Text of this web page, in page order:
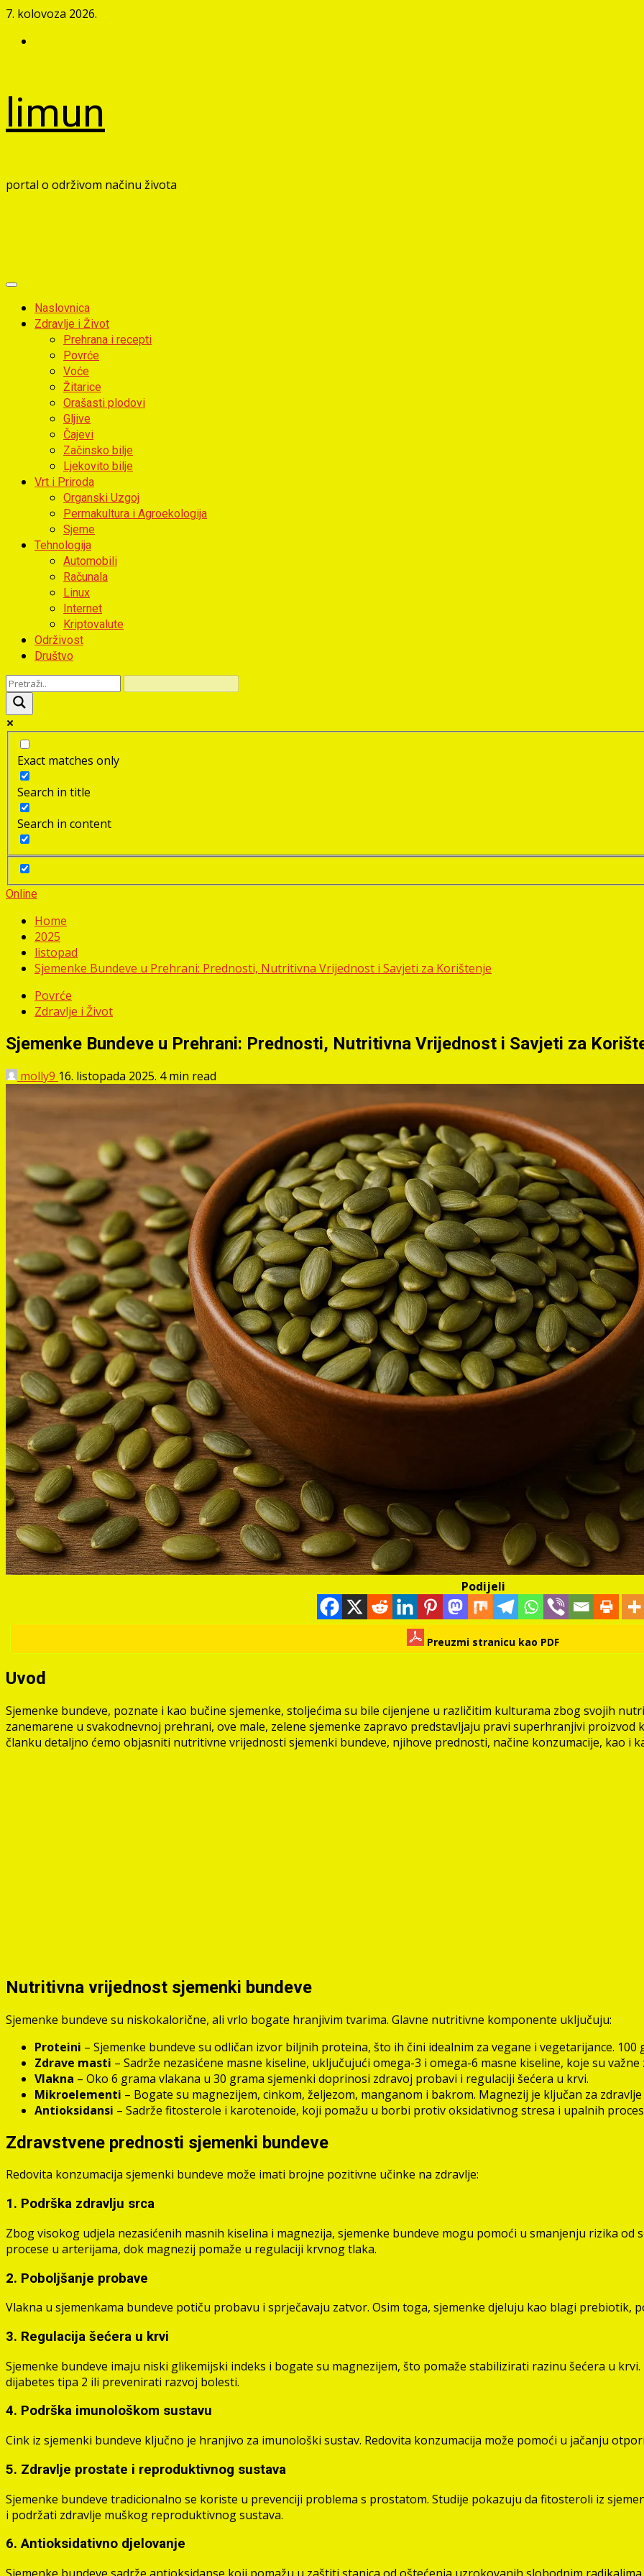
Skip
content
7. kolovoza 2026.
limun
portal o održivom načinu života
Primary
MenuNaslovnica
Zdravlje i Život
Prehrana i recepti
Povrće
Voće
Žitarice
Orašasti plodovi
Gljive
Čajevi
Začinsko bilje
Ljekovito bilje
Vrt i Priroda
Organski Uzgoj
Permakultura i Agroekologija
Sjeme
Tehnologija
Automobili
Računala
Linux
Internet
Kriptovalute
Održivost
Društvo
Exact matches only
Search in title
Search in content
Online
Home
2025
listopad
Sjemenke Bundeve u Prehrani: Prednosti, Nutritivna Vrijednost i Savjeti za Korištenje
Povrće
Zdravlje i Život
Sjemenke Bundeve u Prehrani: Prednosti, Nutritivna Vrijednost i Savjeti za
molly9 16. listopada 2025. 4 min read
Podijeli
Preuzmi stranicu kao PDF
Uvod
Sjemenke bundeve, poznate i kao bučine sjemenke, stoljećima su bile cijenjene u različitim kulturama zbog svojih
zanemarene u svakodnevnoj prehrani, ove male, zelene sjemenke zapravo predstavljaju pravi superhranjivi
članku detaljno ćemo objasniti nutritivne vrijednosti sjemenki bundeve, njihove prednosti, načine konzumacije, kao i
Nutritivna vrijednost sjemenki bundeve
Sjemenke bundeve su niskokalorične, ali vrlo bogate hranjivim tvarima. Glavne nutritivne komponente uključuju:
Proteini – Sjemenke bundeve su odličan izvor biljnih proteina, što ih čini idealnim za vegane i vegetarijance.
Zdrave masti – Sadrže nezasićene masne kiseline, uključujući omega-3 i omega-6 masne kiseline, koje su važne
Vlakna – Oko 6 grama vlakana u 30 grama sjemenki doprinosi zdravoj probavi i regulaciji šećera u krvi.
Mikroelementi – Bogate su magnezijem, cinkom, željezom, manganom i bakrom. Magnezij je ključan za
Antioksidansi – Sadrže fitosterole i karotenoide, koji pomažu u borbi protiv oksidativnog stresa i upalnih
Zdravstvene prednosti sjemenki bundeve
Redovita konzumacija sjemenki bundeve može imati brojne pozitivne učinke na zdravlje:
1. Podrška zdravlju srca
Zbog visokog udjela nezasićenih masnih kiselina i magnezija, sjemenke bundeve mogu pomoći u smanjenju rizika
procese u arterijama, dok magnezij pomaže u regulaciji krvnog tlaka.
2. Poboljšanje probave
Vlakna u sjemenkama bundeve potiču probavu i sprječavaju zatvor. Osim toga, sjemenke djeluju kao blagi prebiotik,
3. Regulacija šećera u krvi
Sjemenke bundeve imaju niski glikemijski indeks i bogate su magnezijem, što pomaže stabilizirati razinu šećera u
dijabetes tipa 2 ili prevenirati razvoj bolesti.
4. Podrška imunološkom sustavu
Cink iz sjemenki bundeve ključno je hranjivo za imunološki sustav. Redovita konzumacija može pomoći u jačanju
5. Zdravlje prostate i reproduktivnog sustava
Sjemenke bundeve tradicionalno se koriste u prevenciji problema s prostatom. Studije pokazuju da fitosteroli iz
i podržati zdravlje muškog reproduktivnog sustava.
6. Antioksidativno djelovanje